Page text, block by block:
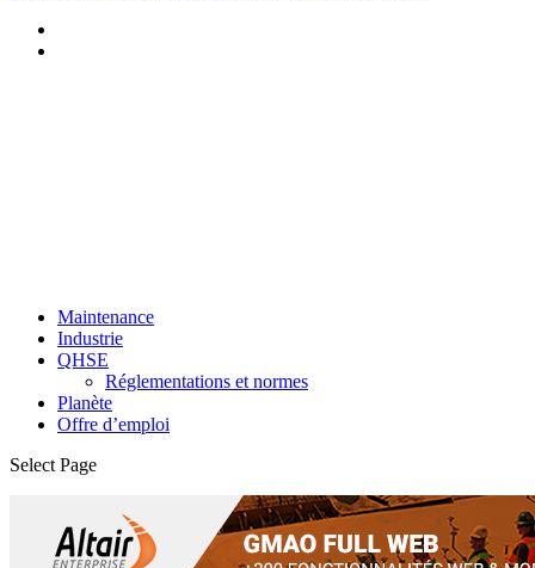
Maintenance
Industrie
QHSE
Réglementations et normes
Planète
Offre d’emploi
Select Page